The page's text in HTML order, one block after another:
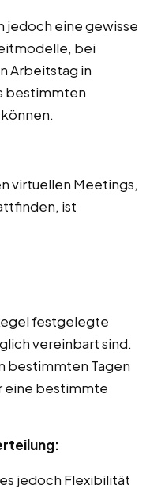
jedoch eine gewisse
bei
Arbeitstag in
bestimmten
virtuellen Meetings,
ist
festgelegte
vereinbart sind.
bestimmten Tagen
eine bestimmte
jedoch Flexibilität